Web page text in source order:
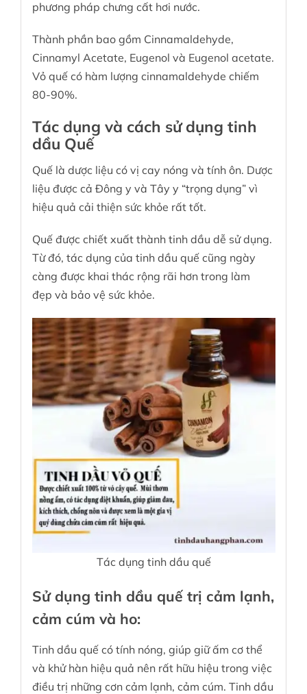
phương pháp chưng cất hơi nước.
Thành phần bao gồm Cinnamaldehyde,
Cinnamyl Acetate, Eugenol và Eugenol acetate.
Vỏ quế có hàm lượng cinnamaldehyde chiếm
80-90%.
Tác dụng và cách sử dụng tinh
dầu Quế
Quế là dược liệu có vị cay nóng và tính ôn. Dược
liệu được cả Đông y và Tây y “trọng dụng” vì
hiệu quả cải thiện sức khỏe rất tốt.
Quế được chiết xuất thành tinh dầu dễ sử dụng.
Từ đó, tác dụng của tinh dầu quế cũng ngày
càng được khai thác rộng rãi hơn trong làm
đẹp và bảo vệ sức khỏe.
Tác dụng tinh dầu quế
Sử dụng tinh dầu quế trị cảm lạnh,
cảm cúm và ho:
Tinh dầu quế có tính nóng, giúp giữ ấm cơ thể
và khử hàn hiệu quả nên rất hữu hiệu trong việc
điều trị những cơn cảm lạnh, cảm cúm. Tinh dầu